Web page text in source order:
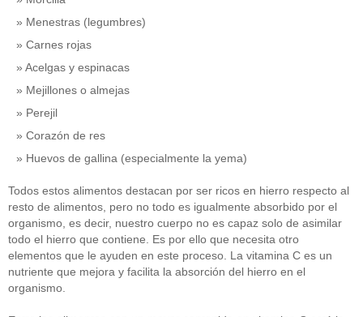
Menestras (legumbres)
Carnes rojas
Acelgas y espinacas
Mejillones o almejas
Perejil
Corazón de res
Huevos de gallina (especialmente la yema)
Todos estos alimentos destacan por ser ricos en hierro respecto al
resto de alimentos, pero no todo es igualmente absorbido por el
organismo, es decir, nuestro cuerpo no es capaz solo de asimilar
todo el hierro que contiene. Es por ello que necesita otro
elementos que le ayuden en este proceso. La vitamina C es un
nutriente que mejora y facilita la absorción del hierro en el
organismo.